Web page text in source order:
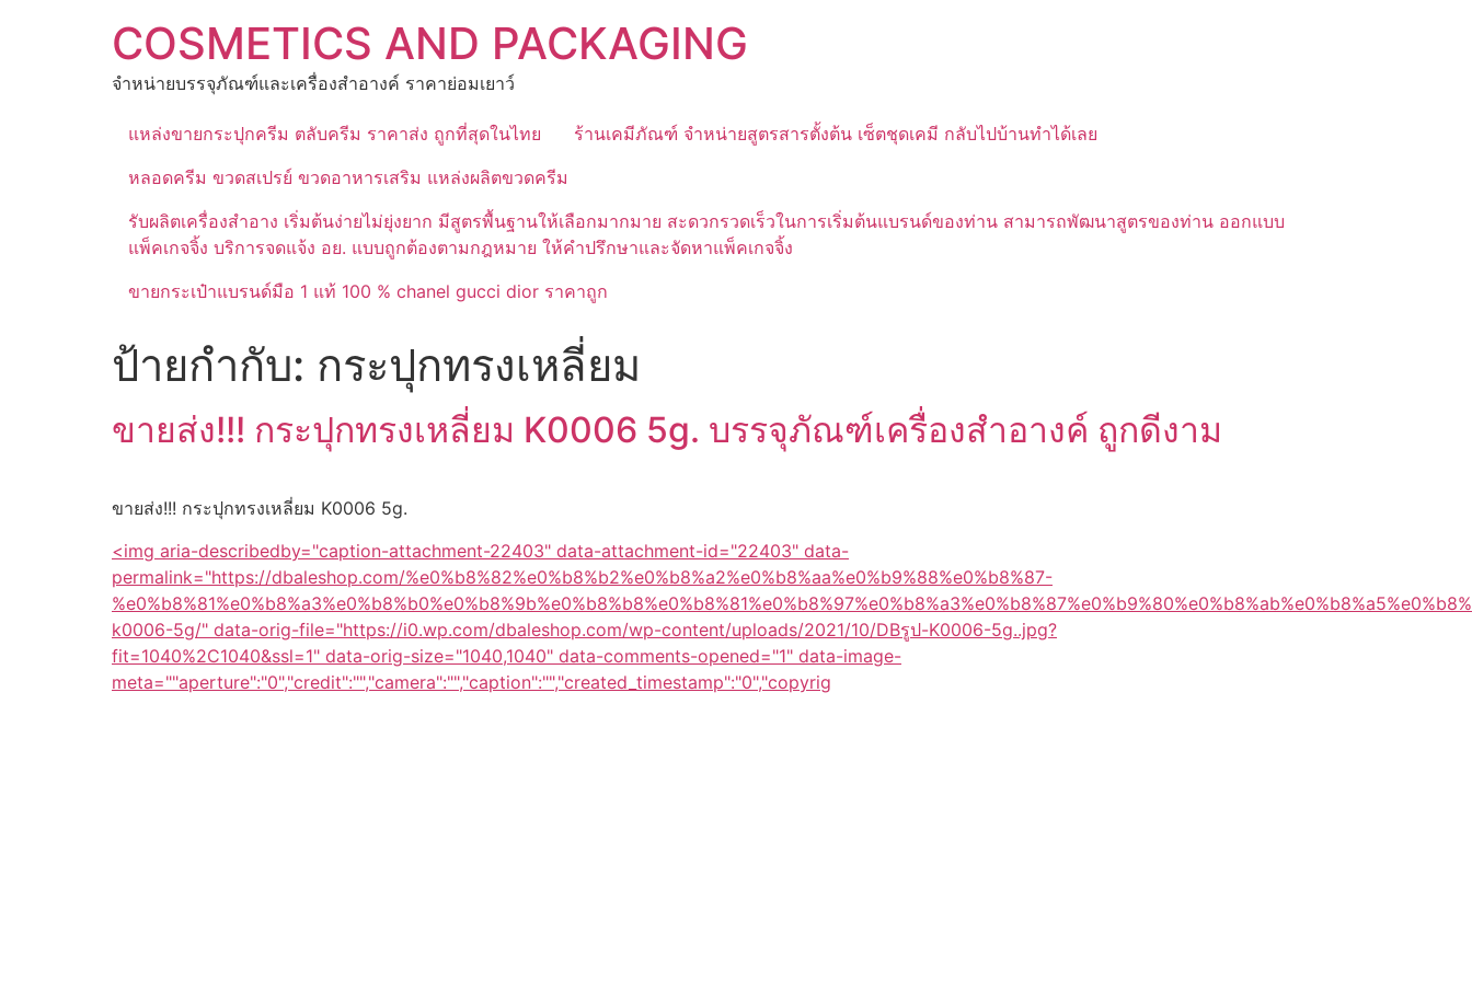
COSMETICS AND PACKAGING
จำหน่ายบรรจุภัณฑ์และเครื่องสำอางค์ ราคาย่อมเยาว์
แหล่งขายกระปุกครีม ตลับครีม ราคาส่ง ถูกที่สุดในไทย
ร้านเคมีภัณฑ์ จำหน่ายสูตรสารตั้งต้น เซ็ตชุดเคมี กลับไปบ้านทำได้เลย
หลอดครีม ขวดสเปรย์ ขวดอาหารเสริม แหล่งผลิตขวดครีม
รับผลิตเครื่องสำอาง เริ่มต้นง่ายไม่ยุ่งยาก มีสูตรพื้นฐานให้เลือกมากมาย สะดวกรวดเร็วในการเริ่มต้นแบรนด์ของท่าน สามารถพัฒนาสูตรของท่าน ออกแบบ
แพ็คเกจจิ้ง บริการจดแจ้ง อย. แบบถูกต้องตามกฎหมาย ให้คำปรึกษาและจัดหาแพ็คเกจจิ้ง
ขายกระเป๋าแบรนด์มือ 1 แท้ 100 % chanel gucci dior ราคาถูก
ป้ายกำกับ: กระปุกทรงเหลี่ยม
ขายส่ง!!! กระปุกทรงเหลี่ยม K0006 5g. บรรจุภัณฑ์เครื่องสำอางค์ ถูกดีงาม
ขายส่ง!!! กระปุกทรงเหลี่ยม K0006 5g.
<img aria-describedby="caption-attachment-22403" data-attachment-id="22403" data-
permalink="https://dbaleshop.com/%e0%b8%82%e0%b8%b2%e0%b8%a2%e0%b8%aa%e0%b9%88%e0%b8%87-
k0006-5g/" data-orig-file="https://i0.wp.com/dbaleshop.com/wp-content/uploads/2021/10/DBรูป-K0006-5g..jpg?
fit=1040%2C1040&ssl=1" data-orig-size="1040,1040" data-comments-opened="1" data-image-
meta=""aperture":"0","credit":"","camera":"","caption":"","created_timestamp":"0","copyrig